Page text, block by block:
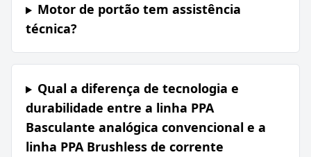
Motor de portão tem assistência
técnica?
Qual a diferença de tecnologia e
durabilidade entre a linha PPA
Basculante analógica convencional e a
linha PPA Brushless de corrente